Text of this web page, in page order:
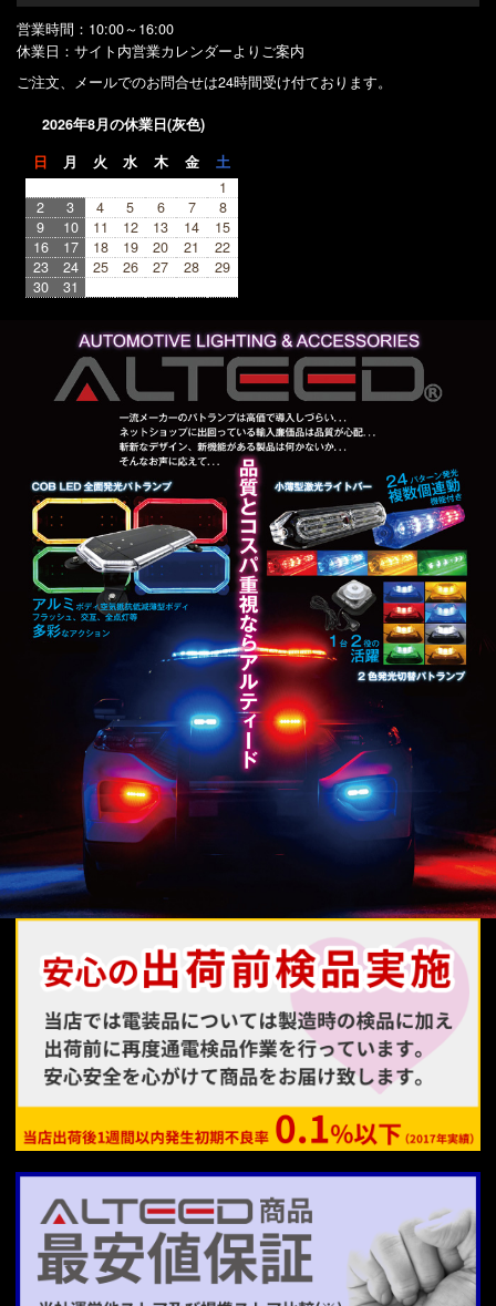
営業時間：10:00～16:00
休業日：サイト内営業カレンダーよりご案内
ご注文、メールでのお問合せは24時間受け付ております。
2026年8月の休業日(灰色)
日 月 火 水 木 金 土
1
2
3 4 5 6 7
8
9
10 11 12 13 14
15
16
17 18 19 20 21
22
23
24 25 26 27 28
29
30
31